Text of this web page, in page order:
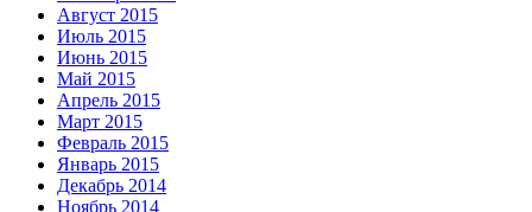
Август 2015
Июль 2015
Июнь 2015
Май 2015
Апрель 2015
Март 2015
Февраль 2015
Январь 2015
Декабрь 2014
Ноябрь 2014